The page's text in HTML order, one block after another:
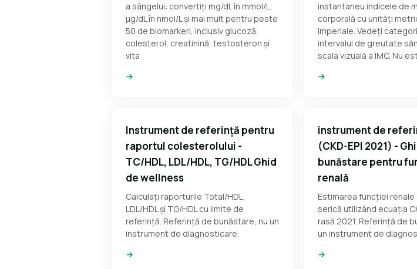
a sângelui: convertiți mg/dL în mmol/L,
µg/dL în nmol/L și mai mult pentru peste
50 de biomarkeri, inclusiv glucoză,
colesterol, creatinină, testosteron și
vita
→
instantaneu indicele de
corporală cu unități
imperiale. Vedeți
intervalul de greutate
scala vizuală a IMC. Nu
→
Instrument de referință pentru
raportul colesterolului -
TC/HDL, LDL/HDL, TG/HDL Ghid
de wellness
Calculați raporturile Total/HDL,
LDL/HDL și TG/HDL cu limite de
referință. Referință de bunăstare, nu un
instrument de diagnosticare.
→
instrument de
(CKD-EPI 2021) -
bunăstare pentru
renală
Estimarea funcției renale
serică utilizând ecuația
rasă 2021. Referință de
un instrument de
→